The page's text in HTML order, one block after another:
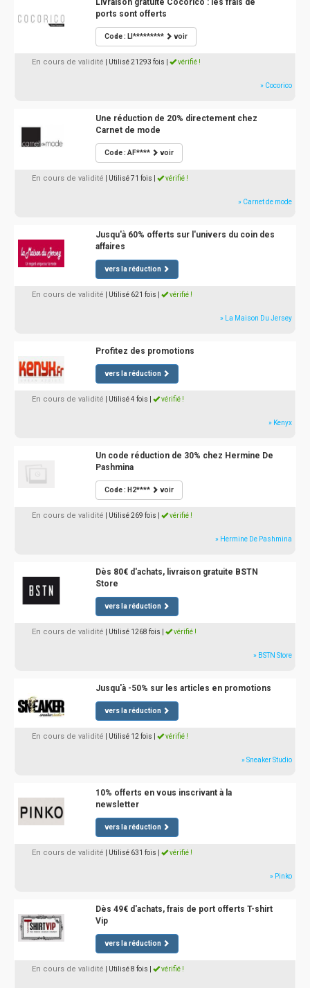
Livraison gratuite Cocorico : les frais de
ports sont offerts
Code : LI********* voir
En cours de validité | Utilisé 21293 fois vérifié !
» Cocorico
Une réduction de 20% directement chez
Carnet de mode
Code : AF**** voir
En cours de validité | Utilisé 71 fois vérifié !
» Carnet de mode
Jusqu'à 60% offerts sur l'univers du coin des
affaires
vers la réduction
En cours de validité | Utilisé 621 fois vérifié !
» La Maison Du Jersey
Profitez des promotions
vers la réduction
En cours de validité | Utilisé 4 fois vérifié !
» Kenyx
Un code réduction de 30% chez Hermine De
Pashmina
Code : H2**** voir
En cours de validité | Utilisé 269 fois vérifié !
» Hermine De Pashmina
Dès 80€ d'achats, livraison gratuite BSTN
Store
vers la réduction
En cours de validité | Utilisé 1268 fois vérifié !
» BSTN Store
Jusqu'à -50% sur les articles en promotions
vers la réduction
En cours de validité | Utilisé 12 fois vérifié !
» Sneaker Studio
10% offerts en vous inscrivant à la
newsletter
vers la réduction
En cours de validité | Utilisé 631 fois vérifié !
» Pinko
Dès 49€ d'achats, frais de port offerts T-shirt
Vip
vers la réduction
En cours de validité | Utilisé 8 fois vérifié !